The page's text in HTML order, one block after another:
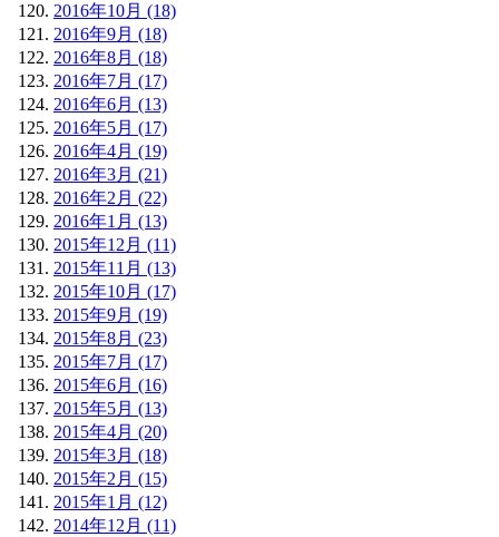
2016年10月 (18)
2016年9月 (18)
2016年8月 (18)
2016年7月 (17)
2016年6月 (13)
2016年5月 (17)
2016年4月 (19)
2016年3月 (21)
2016年2月 (22)
2016年1月 (13)
2015年12月 (11)
2015年11月 (13)
2015年10月 (17)
2015年9月 (19)
2015年8月 (23)
2015年7月 (17)
2015年6月 (16)
2015年5月 (13)
2015年4月 (20)
2015年3月 (18)
2015年2月 (15)
2015年1月 (12)
2014年12月 (11)